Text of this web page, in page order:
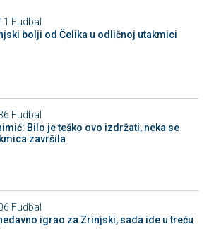
Fudbal
bolji od Čelika u odličnoj utakmici
Fudbal
Bilo je teško ovo izdržati, neka se
završila
Fudbal
igrao za Zrinjski, sada ide u treću